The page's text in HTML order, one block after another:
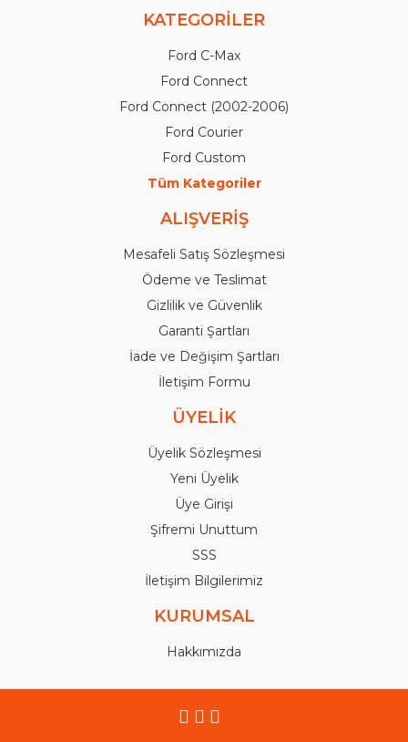
KATEGORİLER
Ford C-Max
Ford Connect
Ford Connect (2002-2006)
Ford Courier
Ford Custom
Tüm Kategoriler
ALIŞVERİŞ
Mesafeli Satış Sözleşmesi
Ödeme ve Teslimat
Gizlilik ve Güvenlik
Garanti Şartları
İade ve Değişim Şartları
İletişim Formu
ÜYELİK
Üyelik Sözleşmesi
Yeni Üyelik
Üye Girişi
Şifremi Unuttum
SSS
İletişim Bilgilerimiz
KURUMSAL
Hakkımızda